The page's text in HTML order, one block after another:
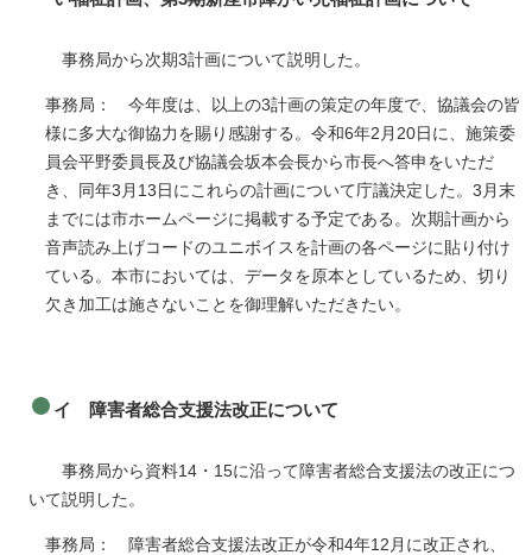
事務局から次期3計画について説明した。
事務局： 今年度は、以上の3計画の策定の年度で、協議会の皆
様に多大な御協力を賜り感謝する。令和6年2月20日に、施策委
員会平野委員長及び協議会坂本会長から市長へ答申をいただ
き、同年3月13日にこれらの計画について庁議決定した。3月末
までには市ホームページに掲載する予定である。次期計画から
音声読み上げコードのユニボイスを計画の各ページに貼り付け
ている。本市においては、データを原本としているため、切り
欠き加工は施さないことを御理解いただきたい。
イ 障害者総合支援法改正について
事務局から資料14・15に沿って障害者総合支援法の改正につ
いて説明した。
事務局： 障害者総合支援法改正が令和4年12月に改正され、